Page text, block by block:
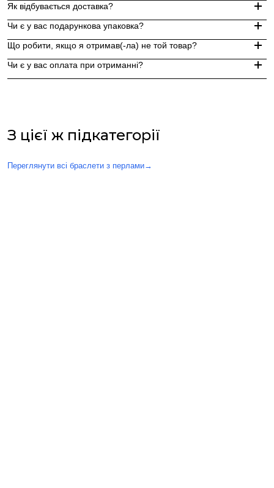
Замовлення, оформлені до 15:00, відправляються в той же
Як відбувається доставка?
Доставка по Україні - Безкоштовно від 3000 грн.
Чи є у вас подарункова упаковка?
Так, ми надаємо стильну фірмову упаковку до кожного
Що робити, якщо я отримав(-ла) не той товар?
Чи є у вас оплата при отриманні?
З цієї ж підкатегорії
Переглянути всі браслети з перлами→